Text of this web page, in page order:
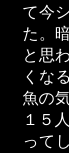
て今
た。
と思
くな
魚の
１５
って